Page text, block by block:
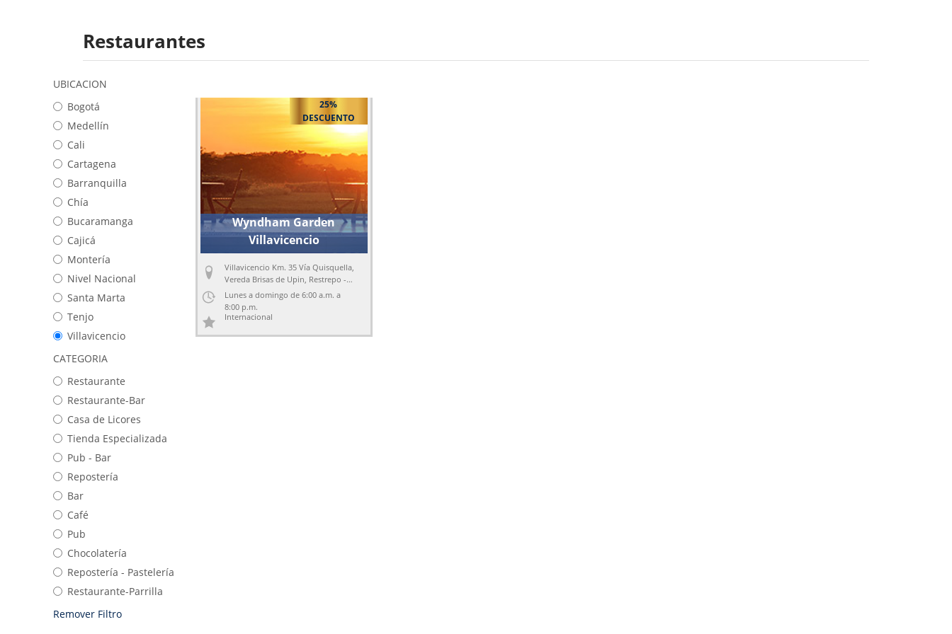
Restaurantes
UBICACION
Bogotá
Medellín
Cali
Cartagena
Barranquilla
Chía
Bucaramanga
Cajicá
Montería
Nivel Nacional
Santa Marta
Tenjo
Villavicencio
CATEGORIA
Restaurante
Restaurante-Bar
Casa de Licores
Tienda Especializada
Pub - Bar
Repostería
Bar
Café
Pub
Chocolatería
Repostería - Pastelería
Restaurante-Parrilla
Remover Filtro
25%
DESCUENTO
Wyndham Garden
Villavicencio
Villavicencio Km. 35 Vía Quisquella,
Vereda Brisas de Upin, Restrepo -
Meta
Lunes a domingo de 6:00 a.m. a
8:00 p.m.
Internacional